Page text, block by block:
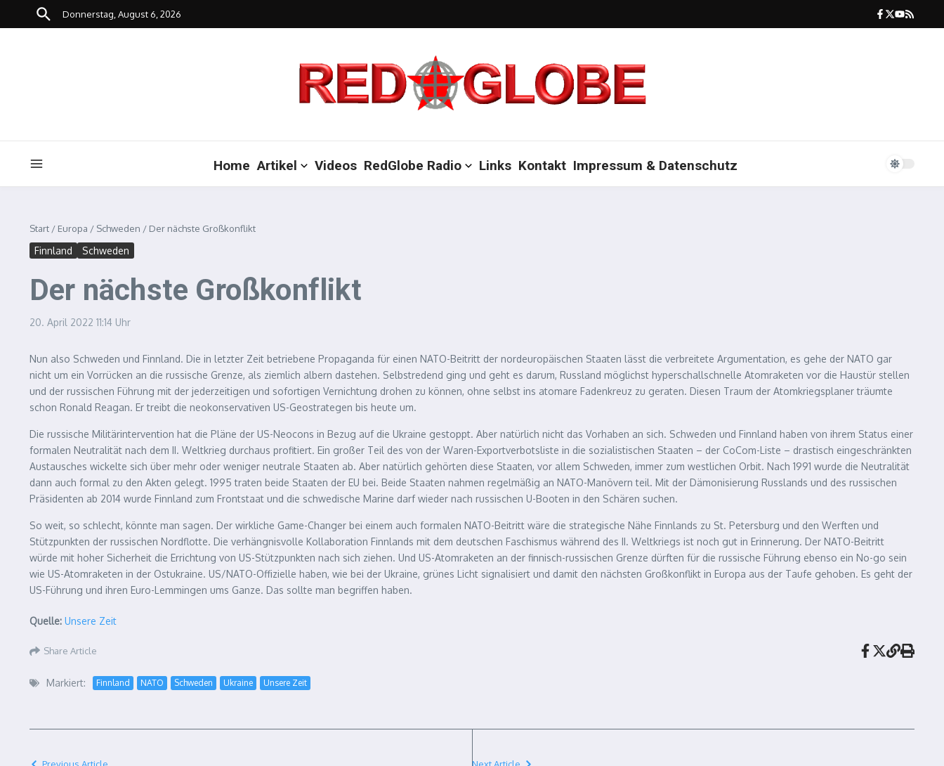
Zum Inhalt springen
Donnerstag, August 6, 2026
Home Artikel Videos RedGlobe Radio Links Kontakt Impressum & Datenschutz
Start / Europa / Schweden / Der nächste Großkonflikt
Finnland Schweden
Der nächste Großkonflikt
20. April 2022 11:14 Uhr
Nun also Schweden und Finnland. Die in letzter Zeit betriebene Propaganda für einen NATO-Beitritt der nordeuropäischen Staaten lässt die verbreitete Argumentation, es gehe der NATO gar
nicht um ein Vorrücken an die russische Grenze, als ziemlich albern dastehen. Selbstredend ging und geht es darum, Russland möglichst hyperschallschnelle Atomraketen vor die Haustür stellen
und der russischen Führung mit der jederzeitigen und sofortigen Vernichtung drohen zu können, ohne selbst ins atomare Fadenkreuz zu geraten. Diesen Traum der Atomkriegsplaner träumte
schon Ronald Reagan. Er treibt die neokonservativen US-Geostrategen bis heute um.
Die russische Militärintervention hat die Pläne der US-Neocons in Bezug auf die Ukraine gestoppt. Aber natürlich nicht das Vorhaben an sich. Schweden und Finnland haben von ihrem Status einer
formalen Neutralität nach dem II. Weltkrieg durchaus profitiert. Ein großer Teil des von der Waren-Exportverbotsliste in die sozialistischen Staaten – der CoCom-Liste – drastisch eingeschränkten
Austausches wickelte sich über mehr oder weniger neutrale Staaten ab. Aber natürlich gehörten diese Staaten, vor allem Schweden, immer zum westlichen Orbit. Nach 1991 wurde die Neutralität
dann auch formal zu den Akten gelegt. 1995 traten beide Staaten der EU bei. Beide Staaten nahmen regelmäßig an NATO-Manövern teil. Mit der Dämonisierung Russlands und des russischen
Präsidenten ab 2014 wurde Finnland zum Frontstaat und die schwedische Marine darf wieder nach russischen U-Booten in den Schären suchen.
So weit, so schlecht, könnte man sagen. Der wirkliche Game-Changer bei einem auch formalen NATO-Beitritt wäre die strategische Nähe Finnlands zu St. Petersburg und den Werften und
Stützpunkten der russischen Nordflotte. Die verhängnisvolle Kollaboration Finnlands mit dem deutschen Faschismus während des II. Weltkriegs ist noch gut in Erinnerung. Der NATO-Beitritt
würde mit hoher Sicherheit die Errichtung von US-Stützpunkten nach sich ziehen. Und US-Atomraketen an der finnisch-russischen Grenze dürften für die russische Führung ebenso ein No-go sein
wie US-Atomraketen in der Ost­ukraine. US/NATO-Offizielle haben, wie bei der Ukraine, grünes Licht signalisiert und damit den nächsten Großkonflikt in Europa aus der Taufe gehoben. Es geht der
US-Führung und ihren Euro-Lemmingen ums Ganze. Das sollte man begriffen haben.
Quelle: Unsere Zeit
Share Article
Markiert: Finnland NATO Schweden Ukraine Unsere Zeit